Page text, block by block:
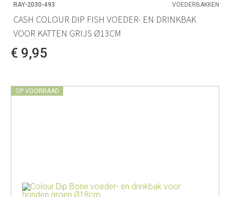
RAY-2030-493 VOEDERBAKKEN
CASH COLOUR DIP FISH VOEDER- EN DRINKBAK
VOOR KATTEN GRIJS Ø13CM
€ 9,95
OP VOORRAAD